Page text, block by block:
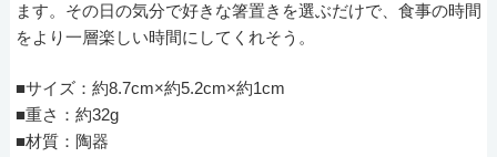
ます。その日の気分で好きな箸置きを選ぶだけで、食事の時間
をより一層楽しい時間にしてくれそう。
■サイズ：約8.7cm×約5.2cm×約1cm
■重さ：約32g
■材質：陶器